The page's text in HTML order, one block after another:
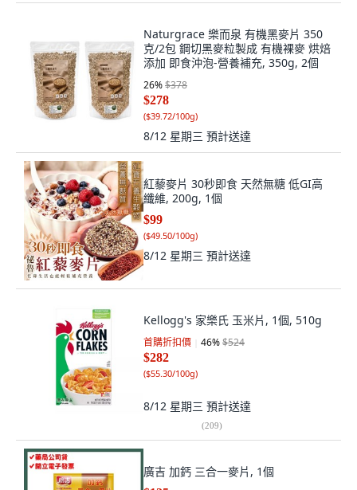
Naturgrace 樂而泉 有機黑麥片 350
克/2包 鋼切黑麥粒製成 有機裸麥 烘焙
添加 即食沖泡-營養補充, 350g, 2個
26%$378
$278
($39.72/100g)
8/12 星期三 預計送達
紅藜麥片 30秒即食 天然無糖 低GI高
纖維, 200g, 1個
$99
($49.50/100g)
8/12 星期三 預計送達
Kellogg's 家樂氏 玉米片, 1個, 510g
首購折扣價 46%$524
$282
($55.30/100g)
8/12 星期三 預計送達
(209)
廣吉 加鈣 三合一麥片, 1個